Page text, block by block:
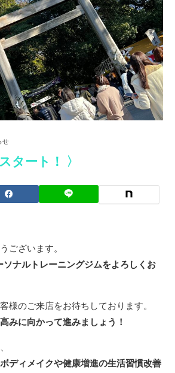
せ
タート！ 〉
ございます。
ナルトレーニングジムをよろしくお
様のご来店をお待ちしております。
みに向かって進みましょう！
ディメイクや健康増進の生活習慣改善